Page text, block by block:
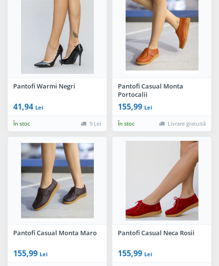
Pantofi Warmi Negri
41,94 Lei
În stoc 9 Lei
Pantofi Casual Monta
Portocalii
155,99 Lei
În stoc Livrare gratuită
Pantofi Casual Monta Maro
155,99 Lei
Pantofi Casual Neca Rosii
155,99 Lei